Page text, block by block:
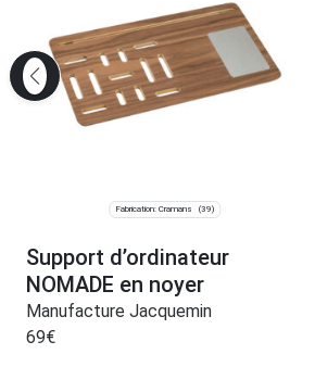
Fabrication: Cramans (39)
Support d’ordinateur
NOMADE en noyer
Manufacture Jacquemin
69€